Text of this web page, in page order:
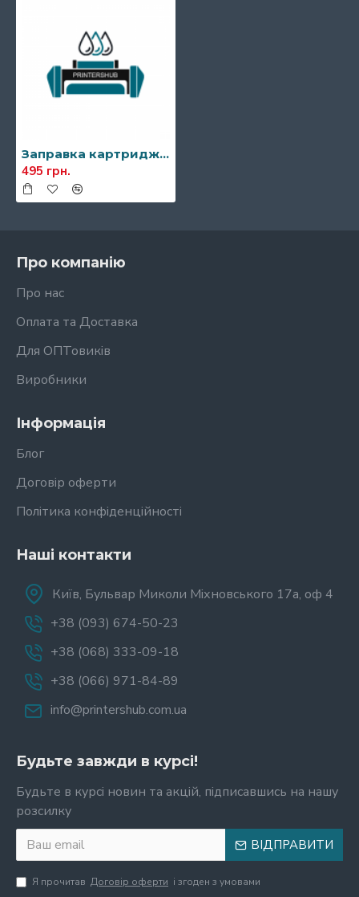
Заправка картриджа Brother TN-3430
495 грн.
Про компанію
Про нас
Оплата та Доставка
Для ОПТовиків
Виробники
Інформація
Блог
Договір оферти
Політика конфіденційності
Наші контакти
Київ, Бульвар Миколи Міхновського 17а, оф 4
+38 (093) 674-50-23
+38 (068) 333-09-18
+38 (066) 971-84-89
info@printershub.com.ua
Будьте завжди в курсі!
Будьте в курсі новин та акцій, підписавшись на нашу
розсилку
ВІДПРАВИТИ
Я прочитав Договір оферти і згоден з умовами